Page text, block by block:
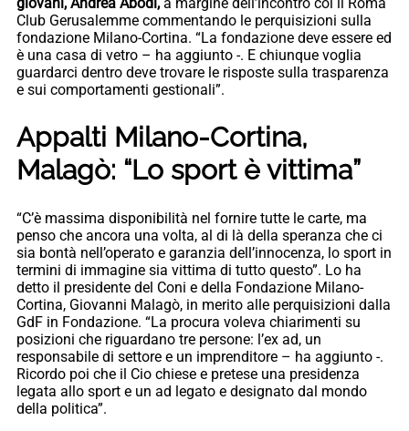
giovani, Andrea Abodi, a margine dell’incontro col il Roma
Club Gerusalemme commentando le perquisizioni sulla
fondazione Milano-Cortina. “La fondazione deve essere ed
è una casa di vetro – ha aggiunto -. E chiunque voglia
guardarci dentro deve trovare le risposte sulla trasparenza
e sui comportamenti gestionali”.
Appalti Milano-Cortina,
Malagò: “Lo sport è vittima”
“C’è massima disponibilità nel fornire tutte le carte, ma
penso che ancora una volta, al di là della speranza che ci
sia bontà nell’operato e garanzia dell’innocenza, lo sport in
termini di immagine sia vittima di tutto questo”. Lo ha
detto il presidente del Coni e della Fondazione Milano-
Cortina, Giovanni Malagò, in merito alle perquisizioni dalla
GdF in Fondazione. “La procura voleva chiarimenti su
posizioni che riguardano tre persone: l’ex ad, un
responsabile di settore e un imprenditore – ha aggiunto -.
Ricordo poi che il Cio chiese e pretese una presidenza
legata allo sport e un ad legato e designato dal mondo
della politica”.